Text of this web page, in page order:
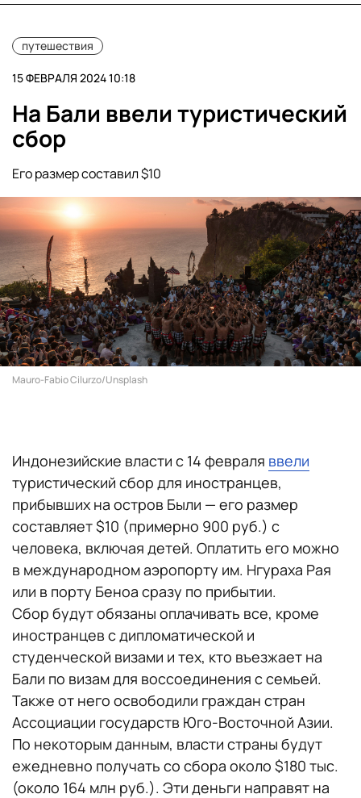
путешествия
15 ФЕВРАЛЯ 2024 10:18
На Бали ввели туристический
сбор
Его размер составил $10
Mauro-Fabio Cilurzo/Unsplash
Индонезийские власти с 14 февраля ввели
туристический сбор для иностранцев,
прибывших на остров Были — его размер
составляет $10 (примерно 900 руб.) с
человека, включая детей. Оплатить его можно
в международном аэропорту им. Нгураха Рая
или в порту Беноа сразу по прибытии.
Сбор будут обязаны оплачивать все, кроме
иностранцев с дипломатической и
студенческой визами и тех, кто въезжает на
Бали по визам для воссоединения с семьей.
Также от него освободили граждан стран
Ассоциации государств Юго-Восточной Азии.
По некоторым данным, власти страны будут
ежедневно получать со сбора около $180 тыс.
(около 164 млн руб.). Эти деньги направят на